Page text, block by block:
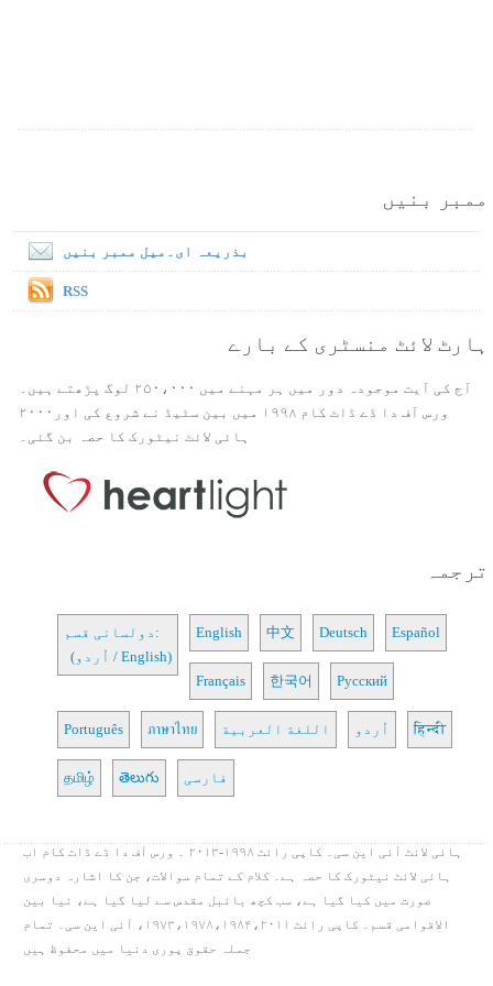
ممبر بنیں
بذریعہ ای۔میل ممبر بنیں
RSS
ہارٹ لائٹ منسٹری کے بارے
آج کی آیت موجودہ دور میں ہر مہنے میں ۲۵۰،۰۰۰ لوگ پڑھتے ہیں۔
ورس آف دا ڈے ڈاٹ کام ۱۹۹۸ میں بین سٹیڈ نے شروع کی اور۲۰۰۰
ہائی لائٹ نیٹورک کا حصہ بن گئی۔
ترجمہ
دولسانی قسم:
(اُردو / English)
English 中文 Deutsch Español
Français 한국어 Русский
Português ภาษาไทย اللغة العربية اُردو हिन्दी
தமிழ் తెలుగు فارسی
ہائی لائٹ آئی این سی۔ کاپی رائٹ ۱۹۹۸-۲۰۱۳ ۔ ورس آف دا ڈے ڈاٹ کام اب
ہائی لائٹ نیٹورک کا حصہ ہے۔ کلام کے تمام سوالات، جن کا اشارہ دوسری
صورت میں کیا گیا ہے، سب کچھ بائبل مقدس سے لیا گیا ہے، نیا بین
الاقوامی قسم۔ کاپی رائٹ ۱۹۷۳،۱۹۷۸،۱۹۸۴،۲۰۱۱، آئی این سی۔ تمام
جملہ حقوق پوری دنیا میں محفوظ ہیں